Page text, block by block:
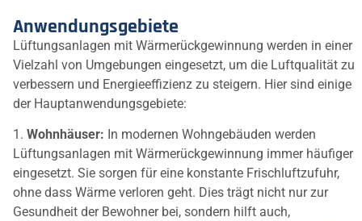
Anwendungsgebiete
Lüftungsanlagen mit Wärmerückgewinnung werden in einer
Vielzahl von Umgebungen eingesetzt, um die Luftqualität zu
verbessern und Energieeffizienz zu steigern. Hier sind einige
der Hauptanwendungsgebiete:
1. Wohnhäuser: In modernen Wohngebäuden werden
Lüftungsanlagen mit Wärmerückgewinnung immer häufiger
eingesetzt. Sie sorgen für eine konstante Frischluftzufuhr,
ohne dass Wärme verloren geht. Dies trägt nicht nur zur
Gesundheit der Bewohner bei, sondern hilft auch,